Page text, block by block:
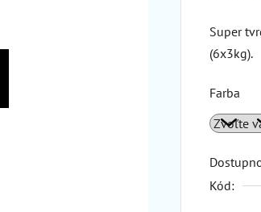
Super
(6x3kg).
Farba
Kód: